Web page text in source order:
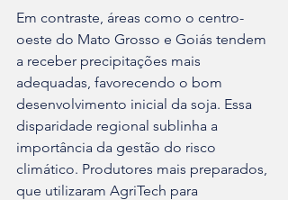
Em contraste, áreas como o centro-
oeste do Mato Grosso e Goiás tendem
a receber precipitações mais
adequadas, favorecendo o bom
desenvolvimento inicial da soja. Essa
disparidade regional sublinha a
importância da gestão do risco
climático. Produtores mais preparados,
que utilizaram AgriTech para